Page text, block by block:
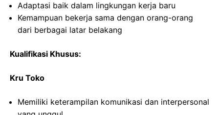
Adaptasi baik dalam lingkungan kerja baru
Kemampuan bekerja sama dengan orang-orang
dari berbagai latar belakang
Kualifikasi Khusus:
Kru Toko
Memiliki keterampilan komunikasi dan interpersonal